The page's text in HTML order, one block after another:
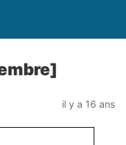
il y a 16 ans